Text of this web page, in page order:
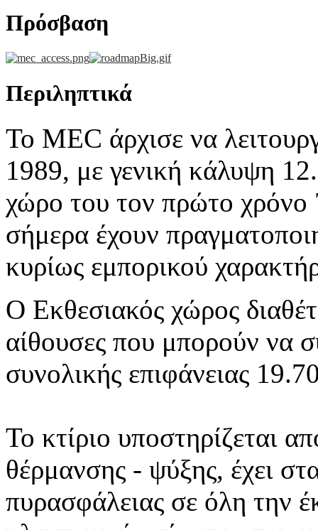
Πρόσβαση
Περιληπτικά
To MEC άρχισε να
1989, με γενική κάλυψη
χώρο του τον πρώτο χρόνο
σήμερα έχουν
κυρίως εμπορικού
Ο Εκθεσιακός χώρος
αίθουσες που μπορούν να
συνολικής επιφάνειας
Το κτίριο υποστηρίζεται
θέρμανσης - ψύξης, έχει
πυρασφάλειας σε όλη την